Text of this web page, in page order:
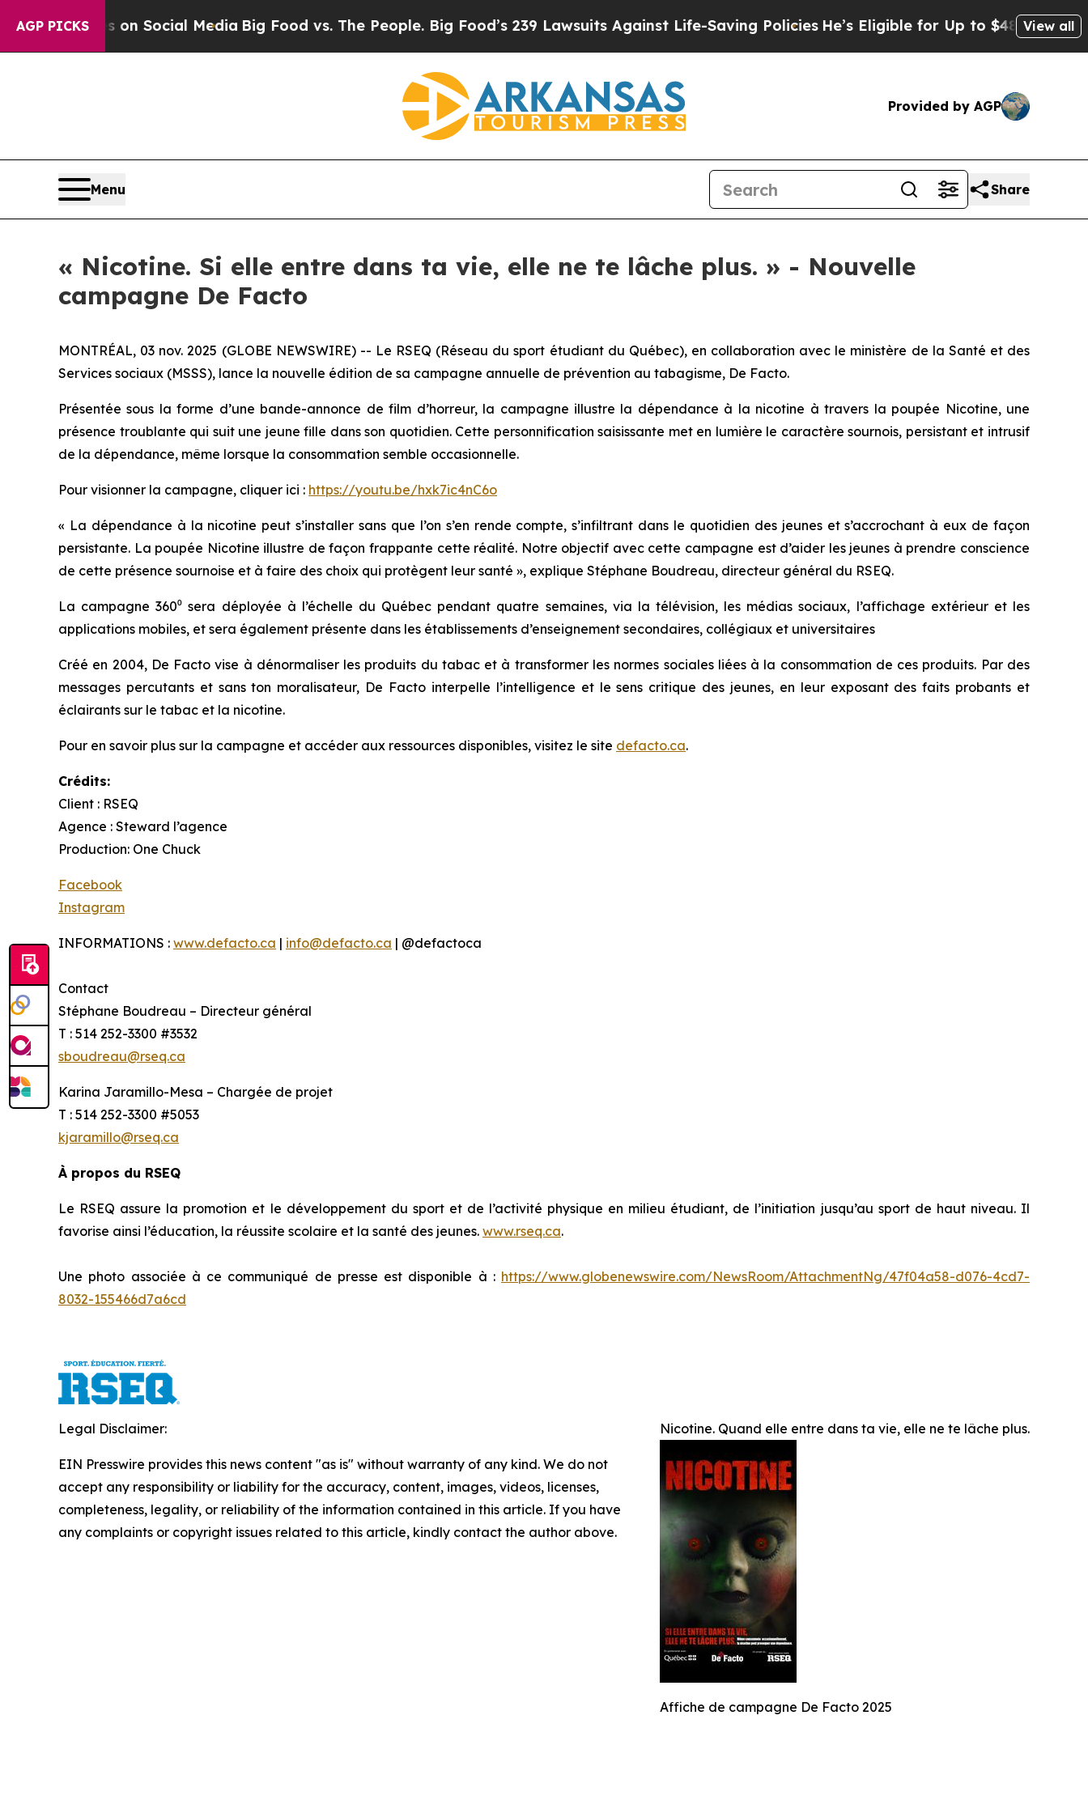
AGP PICKSon Social MediaBig Food vs. The People. Big Food’s 239 Lawsuits Against Life-Saving PoliciesHe’s Eligible for Up to $480,000 After
View all
Provided by AGP
Menu Share
« Nicotine. Si elle entre dans ta vie, elle ne te lâche plus. » - Nouvelle
campagne De Facto
MONTRÉAL, 03 nov. 2025 (GLOBE NEWSWIRE) -- Le RSEQ (Réseau du sport étudiant du Québec), en collaboration avec le ministère de la Santé et des
Services sociaux (MSSS), lance la nouvelle édition de sa campagne annuelle de prévention au tabagisme, De Facto.
Présentée sous la forme d’une bande-annonce de film d’horreur, la campagne illustre la dépendance à la nicotine à travers la poupée Nicotine, une
présence troublante qui suit une jeune fille dans son quotidien. Cette personnification saisissante met en lumière le caractère sournois, persistant et intrusif
de la dépendance, même lorsque la consommation semble occasionnelle.
Pour visionner la campagne, cliquer ici : https://youtu.be/hxk7ic4nC6o
« La dépendance à la nicotine peut s’installer sans que l’on s’en rende compte, s’infiltrant dans le quotidien des jeunes et s’accrochant à eux de façon
persistante. La poupée Nicotine illustre de façon frappante cette réalité. Notre objectif avec cette campagne est d’aider les jeunes à prendre conscience
de cette présence sournoise et à faire des choix qui protègent leur santé », explique Stéphane Boudreau, directeur général du RSEQ.
La campagne 360⁰ sera déployée à l’échelle du Québec pendant quatre semaines, via la télévision, les médias sociaux, l’affichage extérieur et les
applications mobiles, et sera également présente dans les établissements d’enseignement secondaires, collégiaux et universitaires
Créé en 2004, De Facto vise à dénormaliser les produits du tabac et à transformer les normes sociales liées à la consommation de ces produits. Par des
messages percutants et sans ton moralisateur, De Facto interpelle l’intelligence et le sens critique des jeunes, en leur exposant des faits probants et
éclairants sur le tabac et la nicotine.
Pour en savoir plus sur la campagne et accéder aux ressources disponibles, visitez le site defacto.ca.
Crédits:
Client : RSEQ
Agence : Steward l’agence
Production: One Chuck
Facebook
Instagram
INFORMATIONS : www.defacto.ca | info@defacto.ca | @defactoca
Contact
Stéphane Boudreau – Directeur général
T : 514 252-3300 #3532
sboudreau@rseq.ca
Karina Jaramillo-Mesa – Chargée de projet
T : 514 252-3300 #5053
kjaramillo@rseq.ca
À propos du RSEQ
Le RSEQ assure la promotion et le développement du sport et de l’activité physique en milieu étudiant, de l’initiation jusqu’au sport de haut niveau. Il
favorise ainsi l’éducation, la réussite scolaire et la santé des jeunes. www.rseq.ca.
Une photo associée à ce communiqué de presse est disponible à : https://www.globenewswire.com/NewsRoom/AttachmentNg/47f04a58-d076-4cd7-
8032-155466d7a6cd
Nicotine. Quand elle entre dans ta vie, elle ne te lâche plus.
Affiche de campagne De Facto 2025
Legal Disclaimer:
EIN Presswire provides this news content "as is" without warranty of any kind. We do not
accept any responsibility or liability for the accuracy, content, images, videos, licenses,
completeness, legality, or reliability of the information contained in this article. If you have
any complaints or copyright issues related to this article, kindly contact the author above.